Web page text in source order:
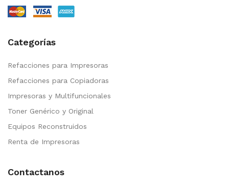
Categorías
Refacciones para Impresoras
Refacciones para Copiadoras
Impresoras y Multifuncionales
Toner Genérico y Original
Equipos Reconstruidos
Renta de Impresoras
Contactanos